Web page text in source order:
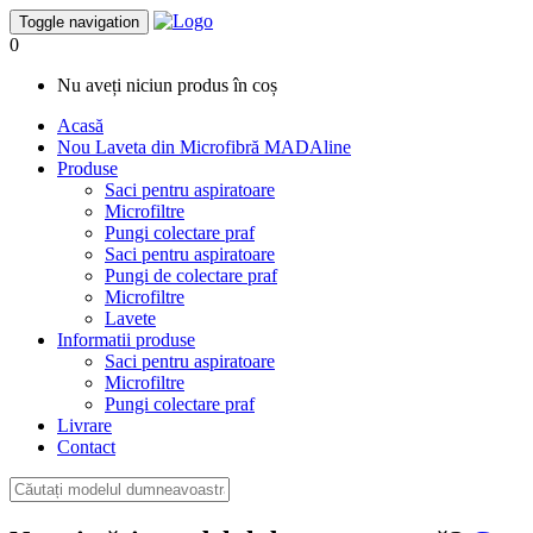
Toggle navigation
0
Nu aveți niciun produs în coș
Acasă
Nou Laveta din Microfibră MADAline
Produse
Saci pentru aspiratoare
Microfiltre
Pungi colectare praf
Saci pentru aspiratoare
Pungi de colectare praf
Microfiltre
Lavete
Informatii produse
Saci pentru aspiratoare
Microfiltre
Pungi colectare praf
Livrare
Contact